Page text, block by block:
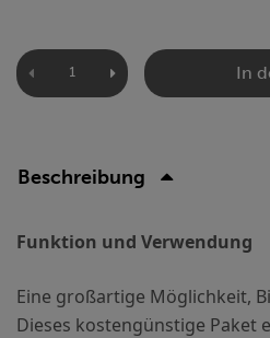
In
Beschreibung
Funktion und Verwendung
Eine großartige Möglichkeit,
Dieses kostengünstige Paket